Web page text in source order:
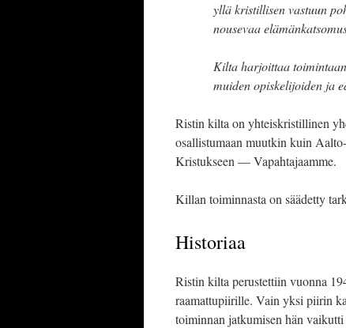
yllä kristillisen vastuun
nousevaa
Kilta harjoittaa
muiden opiskelijoiden ja
Ristin kilta on yhteiskristillinen
osallistumaan muutkin kuin
Kristukseen — Vapahtajaamme.
Killan toiminnasta on säädetty
Historiaa
Ristin kilta perustettiin vuonna
raamattupiirille. Vain yksi piirin
toiminnan jatkumisen hän